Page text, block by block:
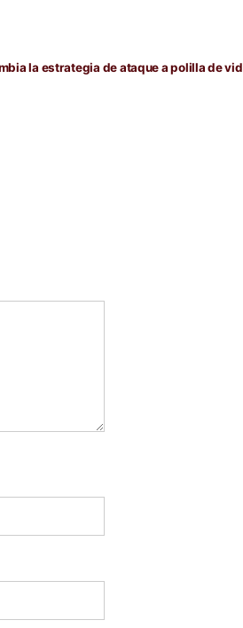
la estrategia de ataque a polilla de vid